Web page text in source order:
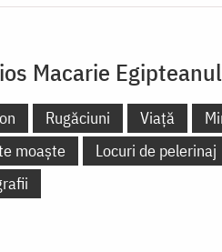
Macarie Egipteanul
Rugăciuni Viață
moaște Locuri de pelerinaj